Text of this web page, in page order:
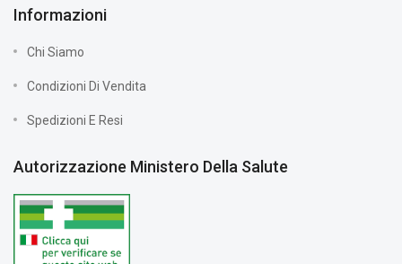
Informazioni
Chi Siamo
Condizioni Di Vendita
Spedizioni E Resi
Autorizzazione Ministero Della Salute